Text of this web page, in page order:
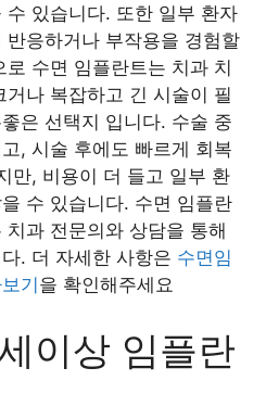
있습니다. 또한 일부 환자
반응하거나 부작용을 경험할
수면 임플란트는 치과 치
나 복잡하고 긴 시술이 필
은 선택지 입니다. 수술 중
, 시술 후에도 빠르게 회복
만, 비용이 더 들고 일부 환
수 있습니다. 수면 임플란
과 전문의와 상담을 통해
. 더 자세한 사항은 수면임
기 을 확인해주세요
이상 임플란